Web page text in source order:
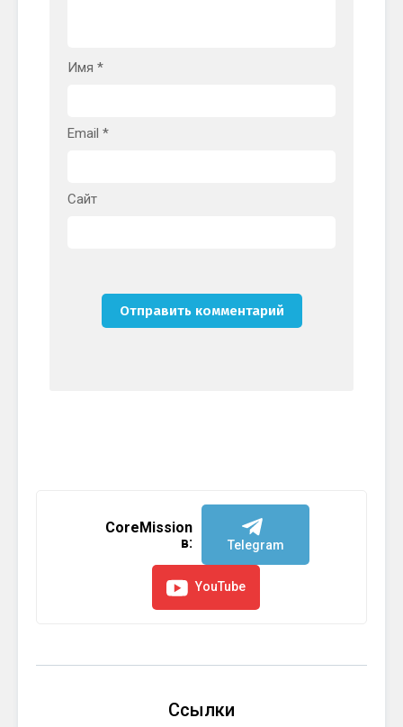
Имя *
Email *
Сайт
CoreMission
в:
Telegram
YouTube
Ссылки